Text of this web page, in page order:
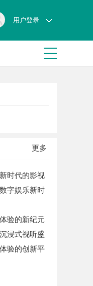
用户登录
更多
时代的影视
字娱乐新时
验的新纪元
浸式视听盛
验的创新平